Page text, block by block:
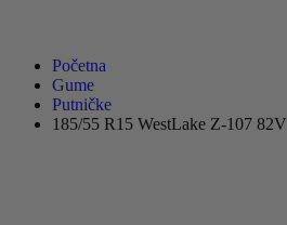
Početna
Gume
Putničke
185/55 R15 WestLake Z-107 82V